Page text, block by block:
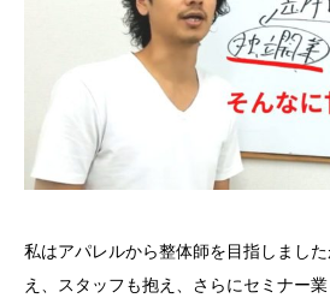
私はアパレルから整体師を目指しまし
え、スタッフも抱え、さらにセミナー業